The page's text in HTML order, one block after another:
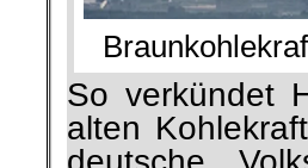
So verkündet
alten